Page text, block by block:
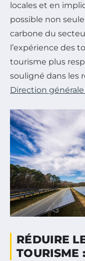
locales et en
possible non
carbone du
l’expérience des
tourisme plus
souligné dans les
Direction
RÉDUIRE
TOURISME